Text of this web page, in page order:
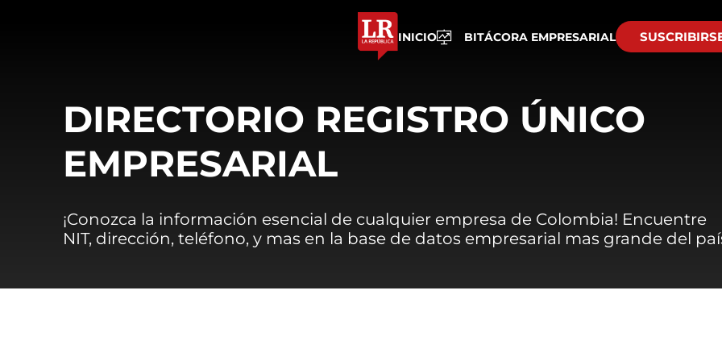
INICIO BITÁCORA EMPRESARIAL
DIRECTORIO REGISTRO ÚNICO
EMPRESARIAL
¡Conozca la información esencial de cualquier empresa de Colombia! Encuentre
NIT, dirección, teléfono, y mas en la base de datos empresarial mas grande del